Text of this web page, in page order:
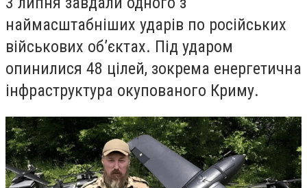
наймасштабніших ударів по російських
військових об’єктах. Під ударом
опинилися 48 цілей, зокрема енергетична
інфраструктура окупованого Криму.